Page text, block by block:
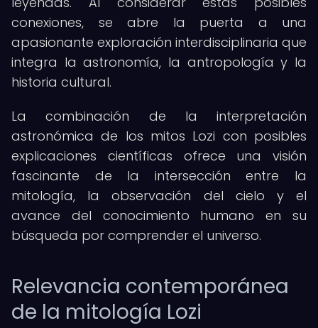
conexiones, se abre la puerta a una
apasionante exploración interdisciplinaria que
integra la astronomía, la antropología y la
historia cultural.
La combinación de la interpretación
astronómica de los mitos Lozi con posibles
explicaciones científicas ofrece una visión
fascinante de la intersección entre la
mitología, la observación del cielo y el
avance del conocimiento humano en su
búsqueda por comprender el universo.
Relevancia contemporánea
de la mitología Lozi